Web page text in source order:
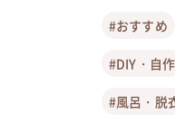
#おすすめ
#DIY・自作
#風呂・脱